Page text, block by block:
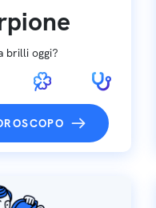
brilli oggi?